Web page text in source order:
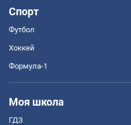
Спорт
Футбол
Хоккей
Формула-1
Моя школа
ГДЗ